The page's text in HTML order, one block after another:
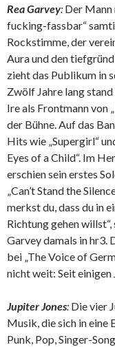
Rea Garvey: Der Mann
fucking-fassbar“
Rockstimme, der
Aura und den
zieht das Publikum in
Zwölf Jahre lang
Ire als Frontmann von
der Bühne. Auf das
Hits wie „Supergirl“
Eyes of a Child“. Im
erschien sein erstes
„Can’t Stand the
merkst du, dass du in
Richtung gehen willst“,
Garvey damals in hr3.
bei „The Voice of
nicht weit: Seit einigen
Jupiter Jones: Die vier
Musik, die sich in eine
Punk, Pop, Singer-